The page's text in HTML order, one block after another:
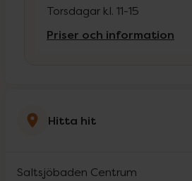
Torsdagar kl. 11-15
Priser och information
Hitta hit
Saltsjöbaden Centrum